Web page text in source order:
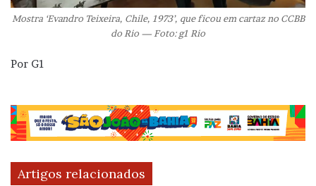
Mostra ‘Evandro Teixeira, Chile, 1973’, que ficou em cartaz no CCBB
do Rio — Foto: g1 Rio
Por G1
Artigos relacionados